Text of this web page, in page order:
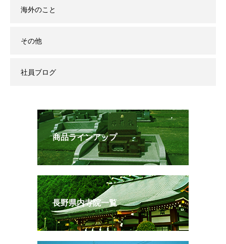
海外のこと
その他
社員ブログ
商品ラインアップ
長野県内寺院一覧